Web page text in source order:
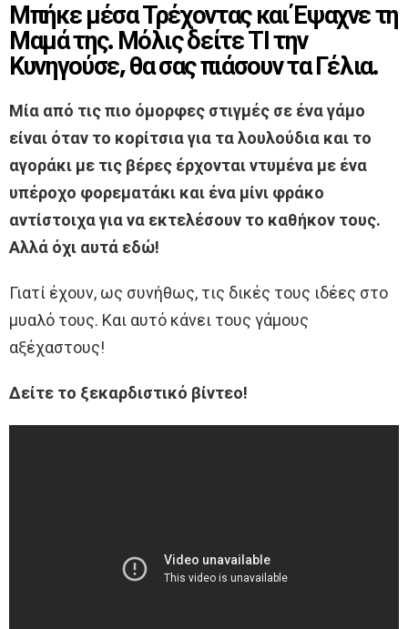
Μπήκε μέσα Τρέχοντας και Έψαχνε τη
Μαμά της. Μόλις δείτε ΤΙ την
Κυνηγούσε, θα σας πιάσουν τα Γέλια.
Μία από τις πιο όμορφες στιγμές σε ένα γάμο
είναι όταν το κορίτσια για τα λουλούδια και το
αγοράκι με τις βέρες έρχονται ντυμένα με ένα
υπέροχο φορεματάκι και ένα μίνι φράκο
αντίστοιχα για να εκτελέσουν το καθήκον τους.
Αλλά όχι αυτά εδώ!
Γιατί έχουν, ως συνήθως, τις δικές τους ιδέες στο
μυαλό τους. Και αυτό κάνει τους γάμους
αξέχαστους!
Δείτε το ξεκαρδιστικό βίντεο!